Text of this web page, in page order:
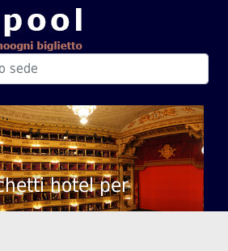
hotel per